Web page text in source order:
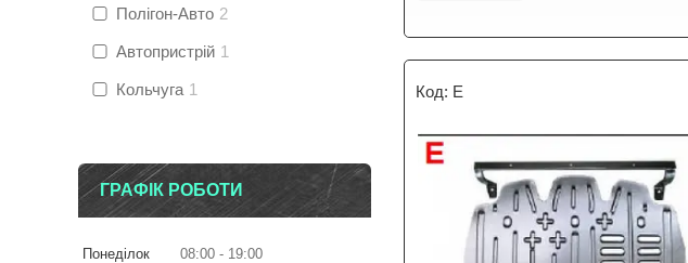
E
Полігон-Авто 2
Автопристрій 1
Кольчуга 1
ГРАФІК РОБОТИ
Понеділок 08:00
19:00